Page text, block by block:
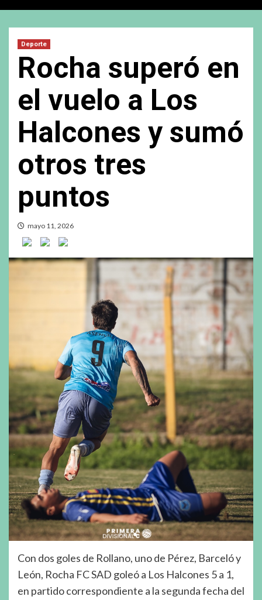
Deporte
Rocha superó en
el vuelo a Los
Halcones y sumó
otros tres
puntos
mayo 11, 2026
Con dos goles de Rollano, uno de Pérez, Barceló y
León, Rocha FC SAD goleó a Los Halcones 5 a 1,
en partido correspondiente a la segunda fecha del